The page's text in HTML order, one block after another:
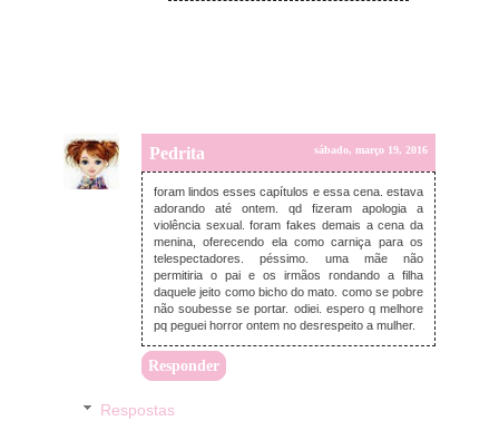
Pedrita sábado, março 19, 2016
foram lindos esses capítulos e essa cena. estava
adorando até ontem. qd fizeram apologia a
violência sexual. foram fakes demais a cena da
menina, oferecendo ela como carniça para os
telespectadores. péssimo. uma mãe não
permitiria o pai e os irmãos rondando a filha
daquele jeito como bicho do mato. como se pobre
não soubesse se portar. odiei. espero q melhore
pq peguei horror ontem no desrespeito a mulher.
Responder
Respostas